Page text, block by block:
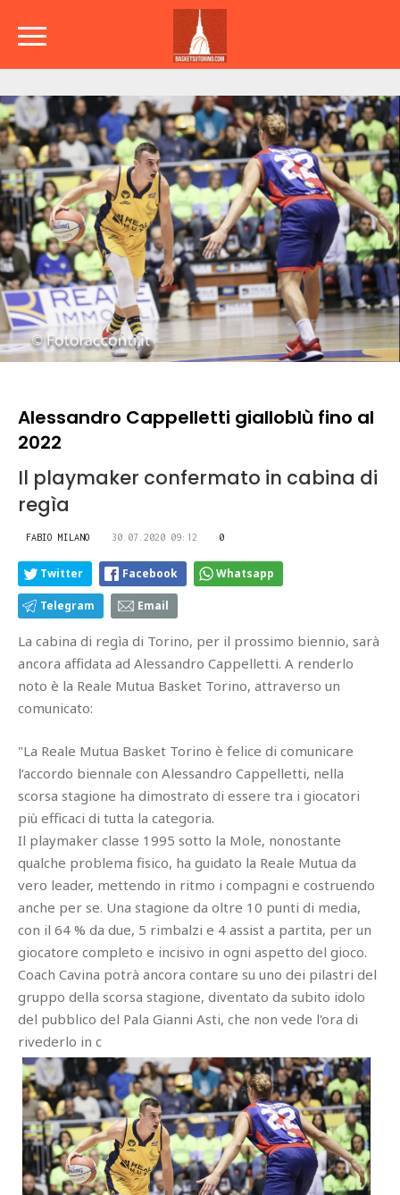
Alessandro Cappelletti gialloblù fino al
2022
Il playmaker confermato in cabina di
regìa
FABIO MILANO 30.07.2020 09:12 0
Twitter Facebook Whatsapp
Telegram Email
La cabina di regìa di Torino, per il prossimo biennio, sarà
ancora affidata ad Alessandro Cappelletti. A renderlo
noto è la Reale Mutua Basket Torino, attraverso un
comunicato:
"La Reale Mutua Basket Torino è felice di comunicare
l’accordo biennale con Alessandro Cappelletti, nella
scorsa stagione ha dimostrato di essere tra i giocatori
più efficaci di tutta la categoria.
Il playmaker classe 1995 sotto la Mole, nonostante
qualche problema fisico, ha guidato la Reale Mutua da
vero leader, mettendo in ritmo i compagni e costruendo
anche per se. Una stagione da oltre 10 punti di media,
con il 64 % da due, 5 rimbalzi e 4 assist a partita, per un
giocatore completo e incisivo in ogni aspetto del gioco.
Coach Cavina potrà ancora contare su uno dei pilastri del
gruppo della scorsa stagione, diventato da subito idolo
del pubblico del Pala Gianni Asti, che non vede l'ora di
rivederlo in c